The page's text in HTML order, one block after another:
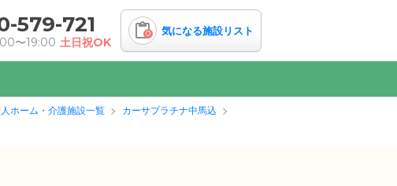
579-721
〜19:00 土日祝OK
0 気になる施設リスト
ホーム・介護施設一覧 カーサプラチナ中馬込